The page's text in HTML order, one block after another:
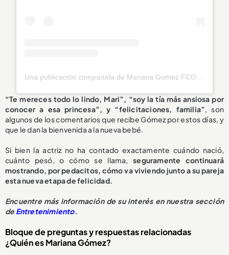
“Te mereces todo lo lindo, Mari”, “soy la tía más ansiosa por
conocer a esa princesa”, y “felicitaciones, familia” , son
algunos de los comentarios que recibe Gómez por estos días, y
que le dan la bienvenida a la nueva bebé.
Si bien la actriz no ha contado exactamente cuándo nació,
cuánto pesó, o cómo se llama,seguramente continuará
mostrando, por pedacitos, cómo va viviendo junto a su pareja
esta nueva etapa de felicidad.
Encuentre más información de su interés en nuestra sección
deEntretenimiento.
Bloque de preguntas y respuestas relacionadas
¿Quién es Mariana Gómez?